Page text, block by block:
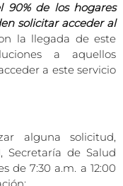
90% de los hogares
solicitar acceder al
la llegada de este
a aquellos
a este servicio
alguna solicitud,
Secretaría de Salud
de 7:30 a.m. a 12:00